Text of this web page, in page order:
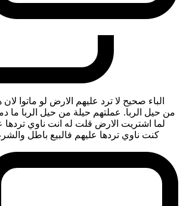
الباء صحيح لا ترد عليهم الارض لو ماتوا
من حيل الربا. عملتهم حيلة من حيل الربا ما
لما اشتريت الارض قلت له انت ناوي تردها
كنت ناوي تردها عليهم فالبيع باطل